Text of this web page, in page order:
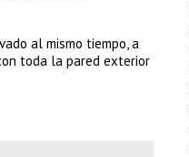
al mismo tiempo, a
toda la pared exterior